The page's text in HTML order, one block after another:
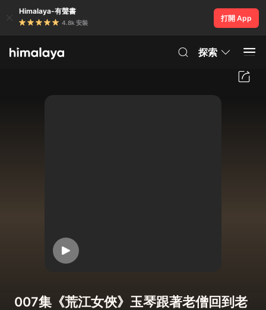
Himalaya-有聲書
4.8k 安裝
打開 App
探索
007集《荒江女俠》玉琴跟著老僧回到老